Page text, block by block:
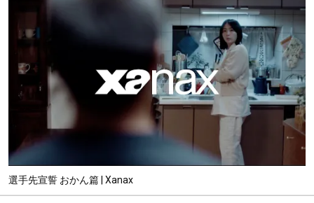
選手先宣誓 おかん篇 | Xanax